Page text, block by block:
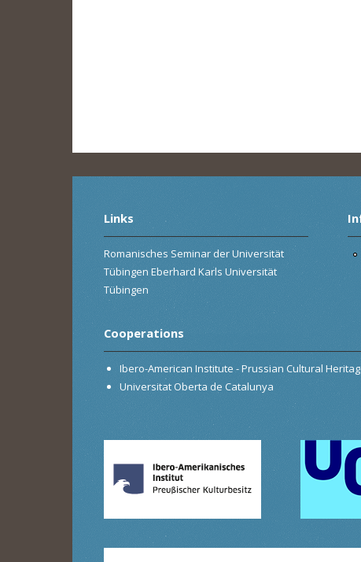
Links
Romanisches Seminar der Universität
Tübingen Eberhard Karls Universität
Tübingen
Cooperations
Ibero-American Institute - Prussian Cultural
Universitat Oberta de Catalunya